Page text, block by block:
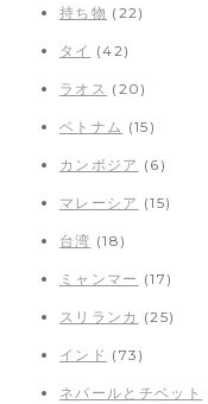
持ち物 (22)
タイ (42)
ラオス (20)
ベトナム (15)
カンボジア (6)
マレーシア (15)
台湾 (18)
ミャンマー (17)
スリランカ (25)
インド (73)
ネパールとチベット